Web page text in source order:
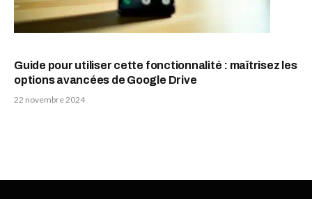
Guide pour utiliser cette fonctionnalité : maîtrisez les
options avancées de Google Drive
22 novembre 2024